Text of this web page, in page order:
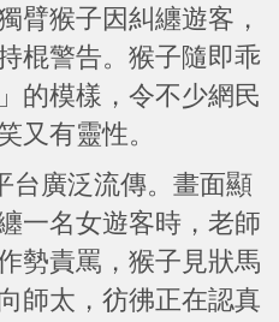
臂猴子因糾纏遊客，
棍警告。猴子隨即乖
的模樣，令不少網民
又有靈性。
台廣泛流傳。畫面顯
一名女遊客時，老師
勢責罵，猴子見狀馬
師太，彷彿正在認真